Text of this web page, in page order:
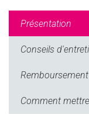
Présentation
Conseils
Comment